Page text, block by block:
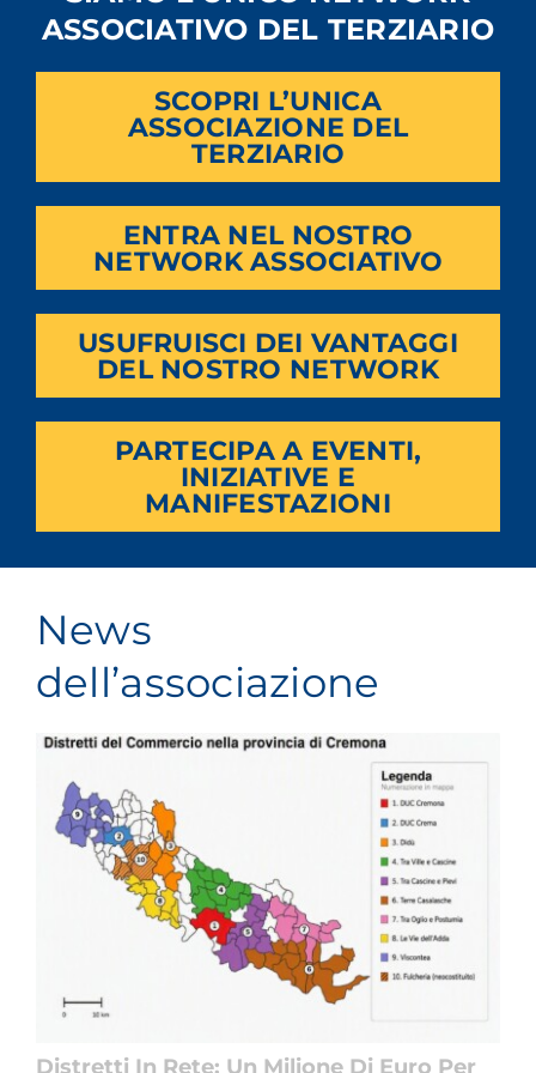
ottenere il massimo dalle AI generative: esempi di prompt e
consigli per comunicare in modo chiaro con l’AI e ottenere i
risultati desiderati.
per iscriverti
ASSOCIATIVO DEL TERZIARIO
SCOPRI L’UNICA
ASSOCIAZIONE DEL
TERZIARIO
ENTRA NEL NOSTRO
NETWORK ASSOCIATIVO
USUFRUISCI DEI VANTAGGI
DEL NOSTRO NETWORK
PARTECIPA A EVENTI,
INIZIATIVE E
MANIFESTAZIONI
News
dell’associazione
Distretti In Rete: Un Milione Di Euro Per